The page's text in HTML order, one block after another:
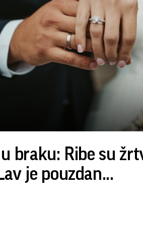
braku: Ribe su
je pouzdan...